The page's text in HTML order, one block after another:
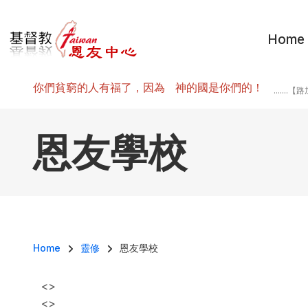
Home
你們貧窮的人有福了，因為 神的國是你們的！ .......【
恩友學校
導航連結
Home 靈修 恩友學校
<>
<>